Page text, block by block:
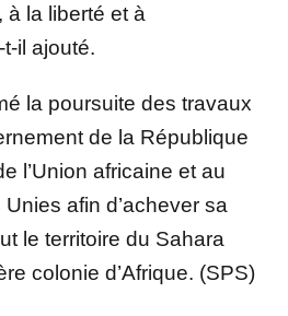
à la liberté et à
il ajouté.
la poursuite des travaux
de la République
l’Union africaine et au
afin d’achever sa
le territoire du Sahara
colonie d’Afrique. (SPS)